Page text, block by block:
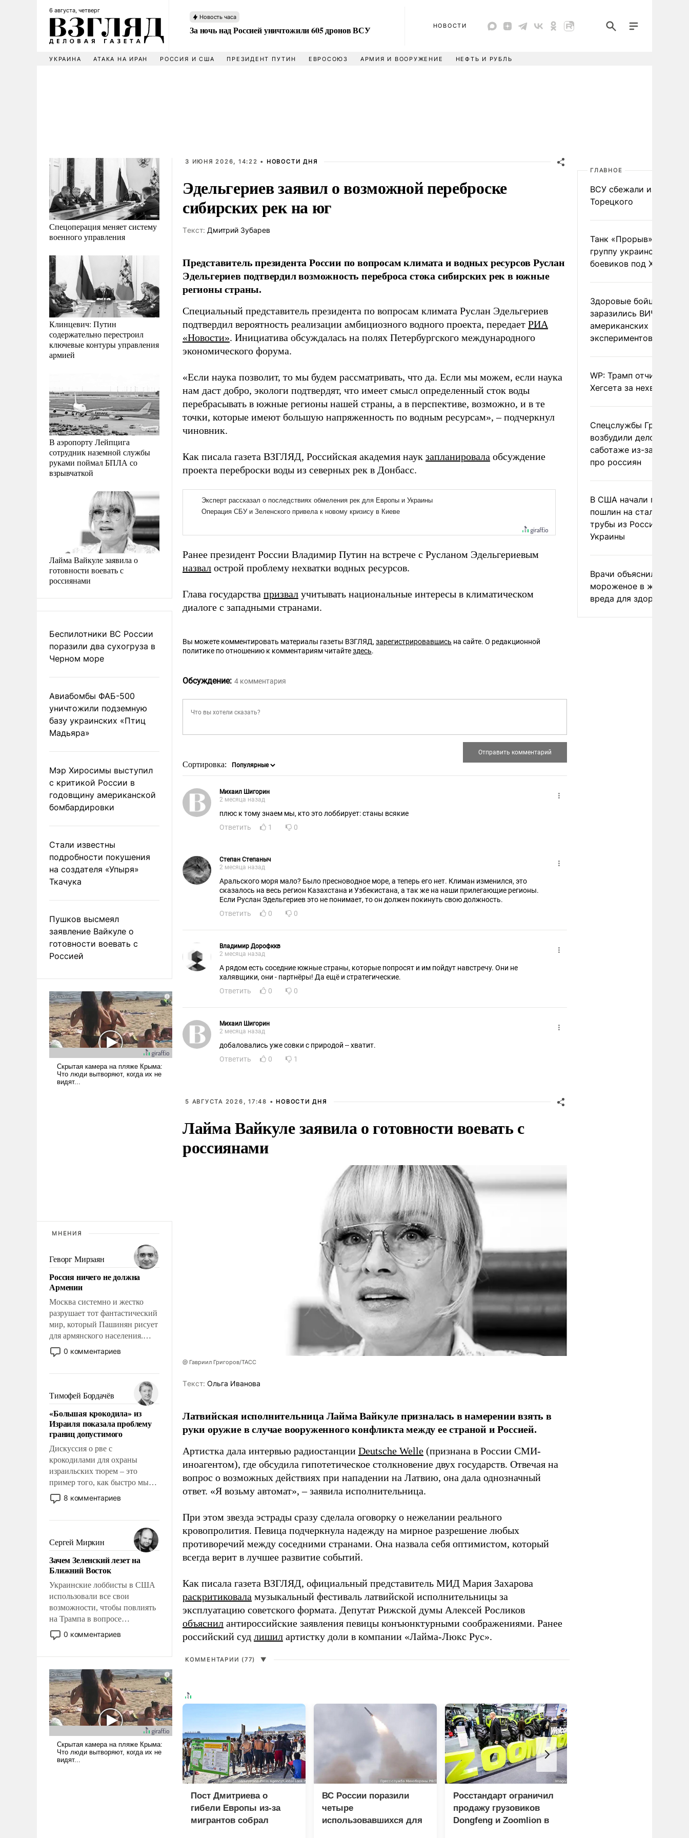
6 августа, четверг
Новость часа
За ночь над Россией уничтожили 605 дронов ВСУ НОВОСТИ
УКРАИНА АТАКА НА ИРАН РОССИЯ И США ПРЕЗИДЕНТ ПУТИН ЕВРОСОЮЗ АРМИЯ И ВООРУЖЕНИЕ НЕФТЬ И РУБЛЬ
Спецоперация меняет систему
военного управления
Клинцевич: Путин
содержательно перестроил
ключевые контуры управления
армией
В аэропорту Лейпцига
сотрудник наземной службы
руками поймал БПЛА со
взрывчаткой
Лайма Вайкуле заявила о
готовности воевать с
россиянами
Беспилотники ВС России
поразили два сухогруза в
Черном море
Авиабомбы ФАБ-500
уничтожили подземную
базу украинских «Птиц
Мадьяра»
Мэр Хиросимы выступил
с критикой России в
годовщину американской
бомбардировки
Стали известны
подробности покушения
на создателя «Упыря»
Ткачука
Пушков высмеял
заявление Вайкуле о
готовности воевать с
Россией
МНЕНИЯ
Геворг Мирзаян
Россия ничего не должна
Армении
Москва системно и жестко
разрушает тот фантастический
мир, который Пашинян рисует
для армянского населения.
Мир, где этому населению все
должны просто по
политические прожекты будут
беспрекословно оплачиваться
за счет российских
налогоплательщиков, и где за
свои поступки не нужно
отвечать.
0 комментариев
Тимофей Бордачёв
«Большая крокодила» из
Израиля показала проблему
границ допустимого
Дискуссия о рве с
крокодилами для охраны
израильских тюрем – это
пример того, как быстро мы
двигаемся по пути
революционных изменений.
псевдонаучной фантастики,
стало всерьез обсуждаемой
идеей.
8 комментариев
Сергей Миркин
Зачем Зеленский лезет на
Ближний Восток
Украинские лоббисты в США
использовали все свои
возможности, чтобы повлиять
на Трампа в вопросе
предоставления вооружений
своим нанимателям. Вероятно,
голову мысль: хорошо бы
продемонстрировать, что
Украина вступила в
вооруженное противостояние
с Ираном.
0 комментариев
3 ИЮНЯ 2026, 14:22 • НОВОСТИ ДНЯ
Эдельгериев заявил о возможной переброске
сибирских рек на юг
Tекст: Дмитрий Зубарев
Представитель президента России по вопросам климата и водных ресурсов Руслан
Эдельгериев подтвердил возможность переброса стока сибирских рек в южные
регионы страны.
Специальный представитель президента по вопросам климата Руслан Эдельгериев
подтвердил вероятность реализации амбициозного водного проекта, передает РИА
«Новости». Инициатива обсуждалась на полях Петербургского международного
экономического форума.
«Если наука позволит, то мы будем рассматривать, что да. Если мы можем, если наука
нам даст добро, экологи подтвердят, что имеет смысл определенный сток воды
перебрасывать в южные регионы нашей страны, а в перспективе, возможно, и в те
точки, которые имеют большую напряженность по водным ресурсам», – подчеркнул
чиновник.
Как писала газета ВЗГЛЯД, Российская академия наук запланировала обсуждение
проекта переброски воды из северных рек в Донбасс.
Ранее президент России Владимир Путин на встрече с Русланом Эдельгериевым
назвал острой проблему нехватки водных ресурсов.
Глава государства призвал учитывать национальные интересы в климатическом
диалоге с западными странами.
Вы можете комментировать материалы газеты ВЗГЛЯД, зарегистрировавшись на сайте. О редакционной
политике по отношению к комментариям читайтездесь.
Обсуждение: 4 комментария
Сортировка:
Михаил Шигорин
2 месяца назад
плюс к тому знаем мы, кто это лоббирует: станы всякие
Ответить
1 0
Степан Степаныч
2 месяца назад
Аральского моря мало? Было пресноводное море, а теперь его нет. Климан изменился, это
сказалось на весь регион Казахстана и Узбекистана, а так же на наши прилегающие регионы.
Если Руслан Эдельгериев это не понимает, то он должен покинуть свою должность.
Ответить
0 0
Владимир Дорофккв
2 месяца назад
А рядом есть соседние южные страны, которые попросят и им пойдут навстречу. Они не
халявщики, они - партнёры! Да ещё и стратегические.
Ответить
0 0
Михаил Шигорин
2 месяца назад
добаловались уже совки с природой -- хватит.
Ответить
0 1
5 АВГУСТА 2026, 17:48 • НОВОСТИ ДНЯ
Лайма Вайкуле заявила о готовности воевать с
россиянами
@ Гавриил Григоров/ТАСС
Tекст: Ольга Иванова
Латвийская исполнительница Лайма Вайкуле призналась в намерении взять в
руки оружие в случае вооруженного конфликта между ее страной и Россией.
Артистка дала интервью радиостанции Deutsche Welle (признана в России СМИ-
иноагентом), где обсудила гипотетическое столкновение двух государств. Отвечая на
вопрос о возможных действиях при нападении на Латвию, она дала однозначный
ответ. «Я возьму автомат», – заявила исполнительница.
При этом звезда эстрады сразу сделала оговорку о нежелании реального
кровопролития. Певица подчеркнула надежду на мирное разрешение любых
противоречий между соседними странами. Она назвала себя оптимистом, который
всегда верит в лучшее развитие событий.
Как писала газета ВЗГЛЯД, официальный представитель МИД Мария Захарова
раскритиковала музыкальный фестиваль латвийской исполнительницы за
эксплуатацию советского формата. Депутат Рижской думы Алексей Росликов
объяснил антироссийские заявления певицы конъюнктурными соображениями. Ранее
российский суд лишил артистку доли в компании «Лайма-Люкс Рус».
КОММЕНТАРИИ (77) ▼
Пост Дмитриева о
гибели Европы из-за
мигрантов собрал
ВС России поразили
четыре
использовавшихся для
Росстандарт ограничил
продажу грузовиков
Dongfeng и Zoomlion в
ГЛАВНОЕ
ВСУ сбежали из
Торецкого
Танк «Прорыв»
группу украинских
боевиков под
Здоровые бойцы ВСУ
заразились ВИЧ после
американских
экспериментов
WP: Трамп отчитал
Хегсета за нехватку
Спецслужбы Грузии
возбудили дело о
саботаже из-за фейков
про россиян
В США начали
пошлин на стальные
трубы из России и с
Украины
Врачи объяснили, как
мороженое в жару без
вреда для здоровья